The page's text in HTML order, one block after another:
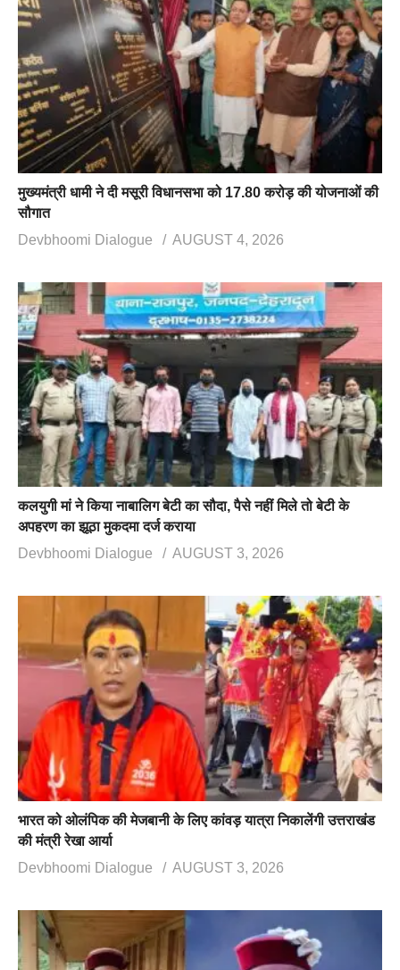
मुख्यमंत्री धामी ने दी मसूरी विधानसभा को 17.80 करोड़ की योजनाओं की
सौगात
Devbhoomi Dialogue
AUGUST 4, 2026
कलयुगी मां ने किया नाबालिग बेटी का सौदा, पैसे नहीं मिले तो बेटी के
अपहरण का झूठा मुकदमा दर्ज कराया
Devbhoomi Dialogue
AUGUST 3, 2026
भारत को ओलंपिक की मेजबानी के लिए कांवड़ यात्रा निकालेंगी उत्तराखंड
की मंत्री रेखा आर्या
Devbhoomi Dialogue
AUGUST 3, 2026